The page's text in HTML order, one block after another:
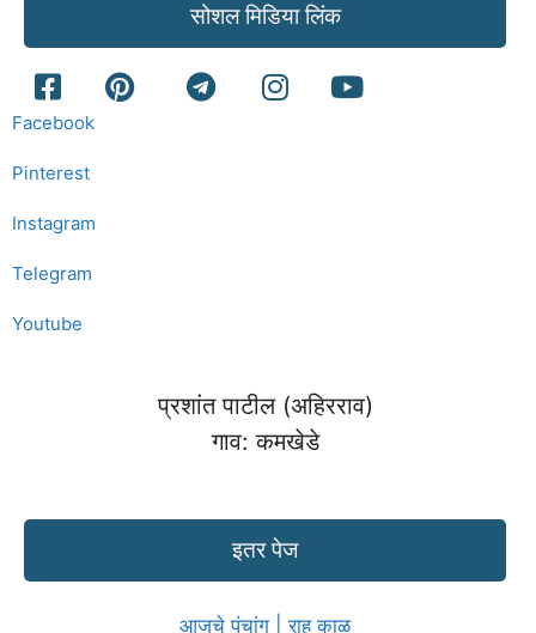
सोशल मिडिया लिंक
Facebook
Pinterest
Instagram
Telegram
Youtube
प्रशांत पाटील (अहिरराव)
गाव: कमखेडे
इतर पेज
आजचे पंचांग | राहु काळ